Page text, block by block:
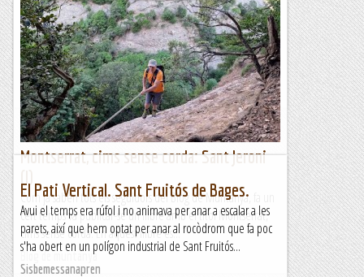
Forat de Sant Ou
El Forat de Sant Ou (o Sant Hou) és una cavitat de poca
complexitat, només dos pous enllaçats, situada a prop del
Santuari de Montgrony. Té una profunditat...
Blog de muntanya
Montserrat, cims sense corda: Sant Jeroni
Com ja saben tots els seguidors del Blog de Muntanya, fa un
cert temps va publicar-se un llibre amb el títol Montserrat,
cims sense corda. En aquest llibre es...
Blog de muntanya
El Pati Vertical. Sant Fruitós de Bages.
Avui el temps era rúfol i no animava per anar a escalar a les
parets, així que hem optat per anar al rocòdrom que fa poc
s'ha obert en un polígon industrial de Sant Fruitós...
Sisbemessanapren